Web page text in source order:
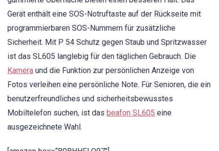
Gerät enthält eine SOS-Notruftaste auf der Rückseite mit
programmierbaren SOS-Nummern für zusätzliche
Sicherheit. Mit P 54 Schutz gegen Staub und Spritzwasser
ist das SL605 langlebig für den täglichen Gebrauch. Die
Kamera und die Funktion zur persönlichen Anzeige von
Fotos verleihen eine persönliche Note. Für Senioren, die ein
benutzerfreundliches und sicherheitsbewusstes
Mobiltelefon suchen, ist das beafon SL605 eine
ausgezeichnete Wahl.